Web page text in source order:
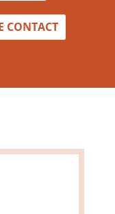
CONTACT